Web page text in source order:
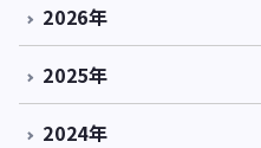
2026年
2025年
2024年